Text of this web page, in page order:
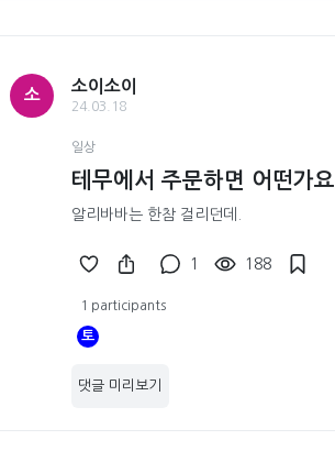
소
소이소이
24.03.18
일상
테무에서 주문하면 어떤가요
알리바바는 한참 걸리던데.
1 188
1 participants
토
댓글 미리보기